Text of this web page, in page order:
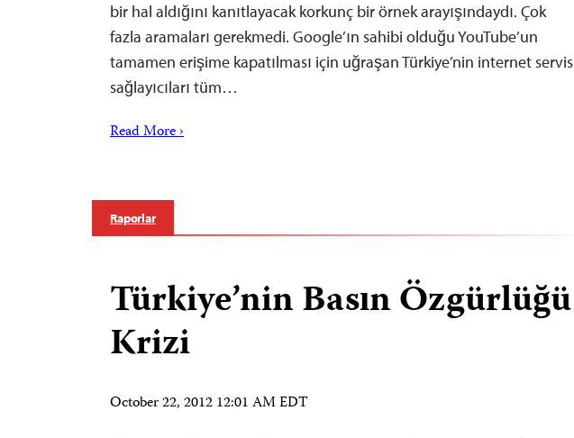
bir hal aldığını kanıtlayacak korkunç bir örnek arayışındaydı. Çok
fazla aramaları gerekmedi. Google’ın sahibi olduğu YouTube’un
tamamen erişime kapatılması için uğraşan Türkiye’nin internet servis
sağlayıcıları tüm…
Read More ›
Raporlar
Türkiye’nin Basın Özgürlüğü
Krizi
October 22, 2012 12:01 AM EDT